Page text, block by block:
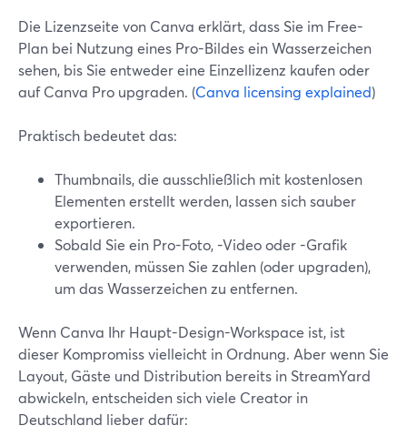
Die Lizenzseite von Canva erklärt, dass Sie im Free-
Plan bei Nutzung eines Pro-Bildes ein Wasserzeichen
sehen, bis Sie entweder eine Einzellizenz kaufen oder
auf Canva Pro upgraden. (Canva licensing explained)
Praktisch bedeutet das:
Thumbnails, die ausschließlich mit kostenlosen
Elementen erstellt werden, lassen sich sauber
exportieren.
Sobald Sie ein Pro-Foto, -Video oder -Grafik
verwenden, müssen Sie zahlen (oder upgraden),
um das Wasserzeichen zu entfernen.
Wenn Canva Ihr Haupt-Design-Workspace ist, ist
dieser Kompromiss vielleicht in Ordnung. Aber wenn Sie
Layout, Gäste und Distribution bereits in StreamYard
abwickeln, entscheiden sich viele Creator in
Deutschland lieber dafür: